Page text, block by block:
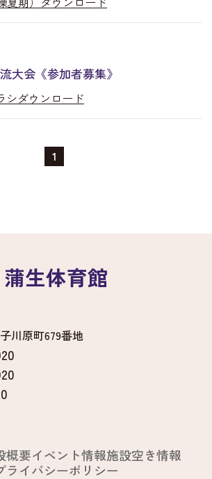
大会《参加者募集》
シダウンロード
1
蒲生体育館
川原町679番地
概要イベント情報施設空き情報
ライバシーポリシー